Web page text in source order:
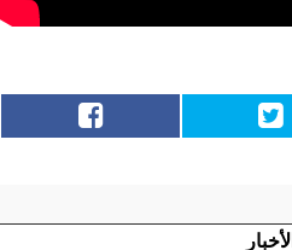
الأخبار